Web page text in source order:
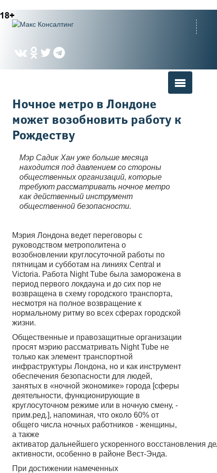
Вы здесь
Ночное метро в Лондоне
может возобновить работу к
Рождеству
Мэр Садик Хан уже больше месяца
находится под давлением со стороны
общественных организаций, которые
требуют рассматривать ночное метро
как действенный инструмент
общественной безопасности.
Мэрия Лондона ведет переговоры с
руководством метрополитена о
возобновлении круглосуточной работы по
пятницам и субботам на линиях Central и
Victoria. Работа Night Tube была заморожена в
период первого локдауна и до сих пор не
возвращена в схему городского транспорта,
несмотря на полное возвращение к
нормальному ритму во всех сферах городской
жизни.
Общественные и правозащитные организации
просят мэрию рассматривать Night Tube не
только как элемент транспортной
инфраструктуры Лондона, но и как инструмент
обеспечения безопасности для людей,
занятых в «ночной экономике» города [сферы
деятельности, функционирующие в
круглосуточном режиме или в ночную смену, -
прим.ред.], напоминая, что около 60% от
общего числа ночных работников - женщины,
а также
активатор дальнейшего ускоренного восстановления
активности, особенно в районе Вест-Энда.
При достижении намеченных